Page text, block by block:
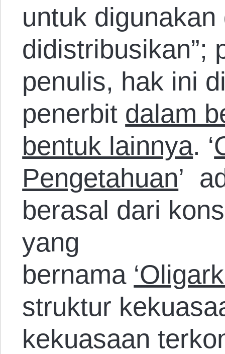
untuk digunakan
didistribusikan”;
penulis, hak ini
penerbit dalam
bentuk lainnya. ‘
Pengetahuan’
berasal dari
yang
bernama
struktur
kekuasaan